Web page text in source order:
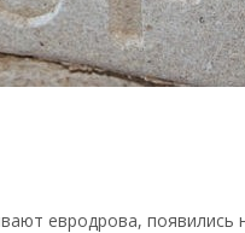
евродрова,